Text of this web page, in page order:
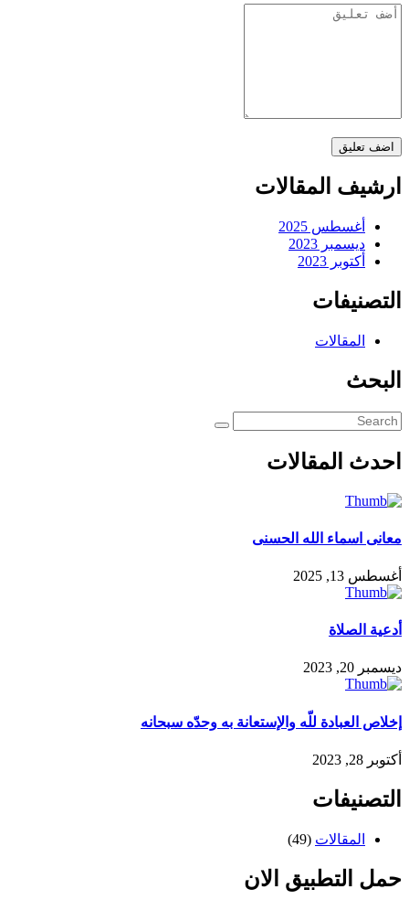
ارشيف المقالات
أغسطس 2025
ديسمبر 2023
أكتوبر 2023
التصنيفات
المقالات
البحث
احدث المقالات
معانى اسماء الله الحسنى
أغسطس 13, 2025
أدعية الصلاة
ديسمبر 20, 2023
إخلاص العبادة للّه والإستعانة به وحدّه سبحانه
أكتوبر 28, 2023
التصنيفات
المقالات (49)
حمل التطبيق الان